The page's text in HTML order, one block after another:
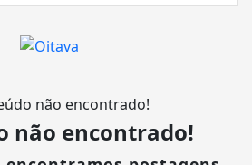
não encontrado!